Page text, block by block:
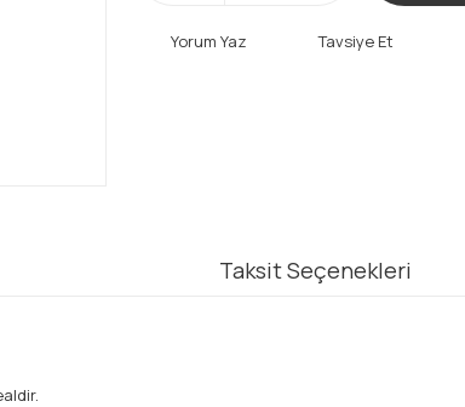
Yorum Yaz Tavsiye Et
Taksit Seçenekleri